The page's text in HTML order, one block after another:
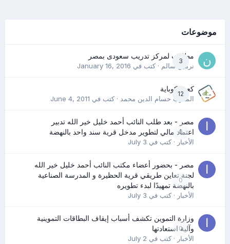
موضوعات
3
مطلوب لمركز تدريب سعودى بمصر
نرمين سالم· كتب في January 16, 2016
12
كعب كوباية
المدرب حسام الدين محمد· كتب في June 4, 2011
0
مصر - بعد طلب النائب أحمد خليل خير الله تدبير
اعتماد مالي لتطوير مدخل قرية سند واحد بالنهضة
الأخبار· كتب في July 3
0
مصر - بحضور أعضاء مكتب النائب أحمد خليل خير الله
لجنة تعاين طريقي قرية الحظيرة و المدرسة الصناعية
بالنهضة تمهيدًا لبدء تطويره
الأخبار· كتب في July 3
0
وزارة التموين تكشف أسباب إيقاف البطاقات التموينية
وآلية استعادتها
الأخبار· كتب في July 2